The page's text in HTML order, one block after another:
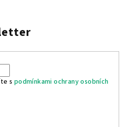
s podmínkami ochrany osobních